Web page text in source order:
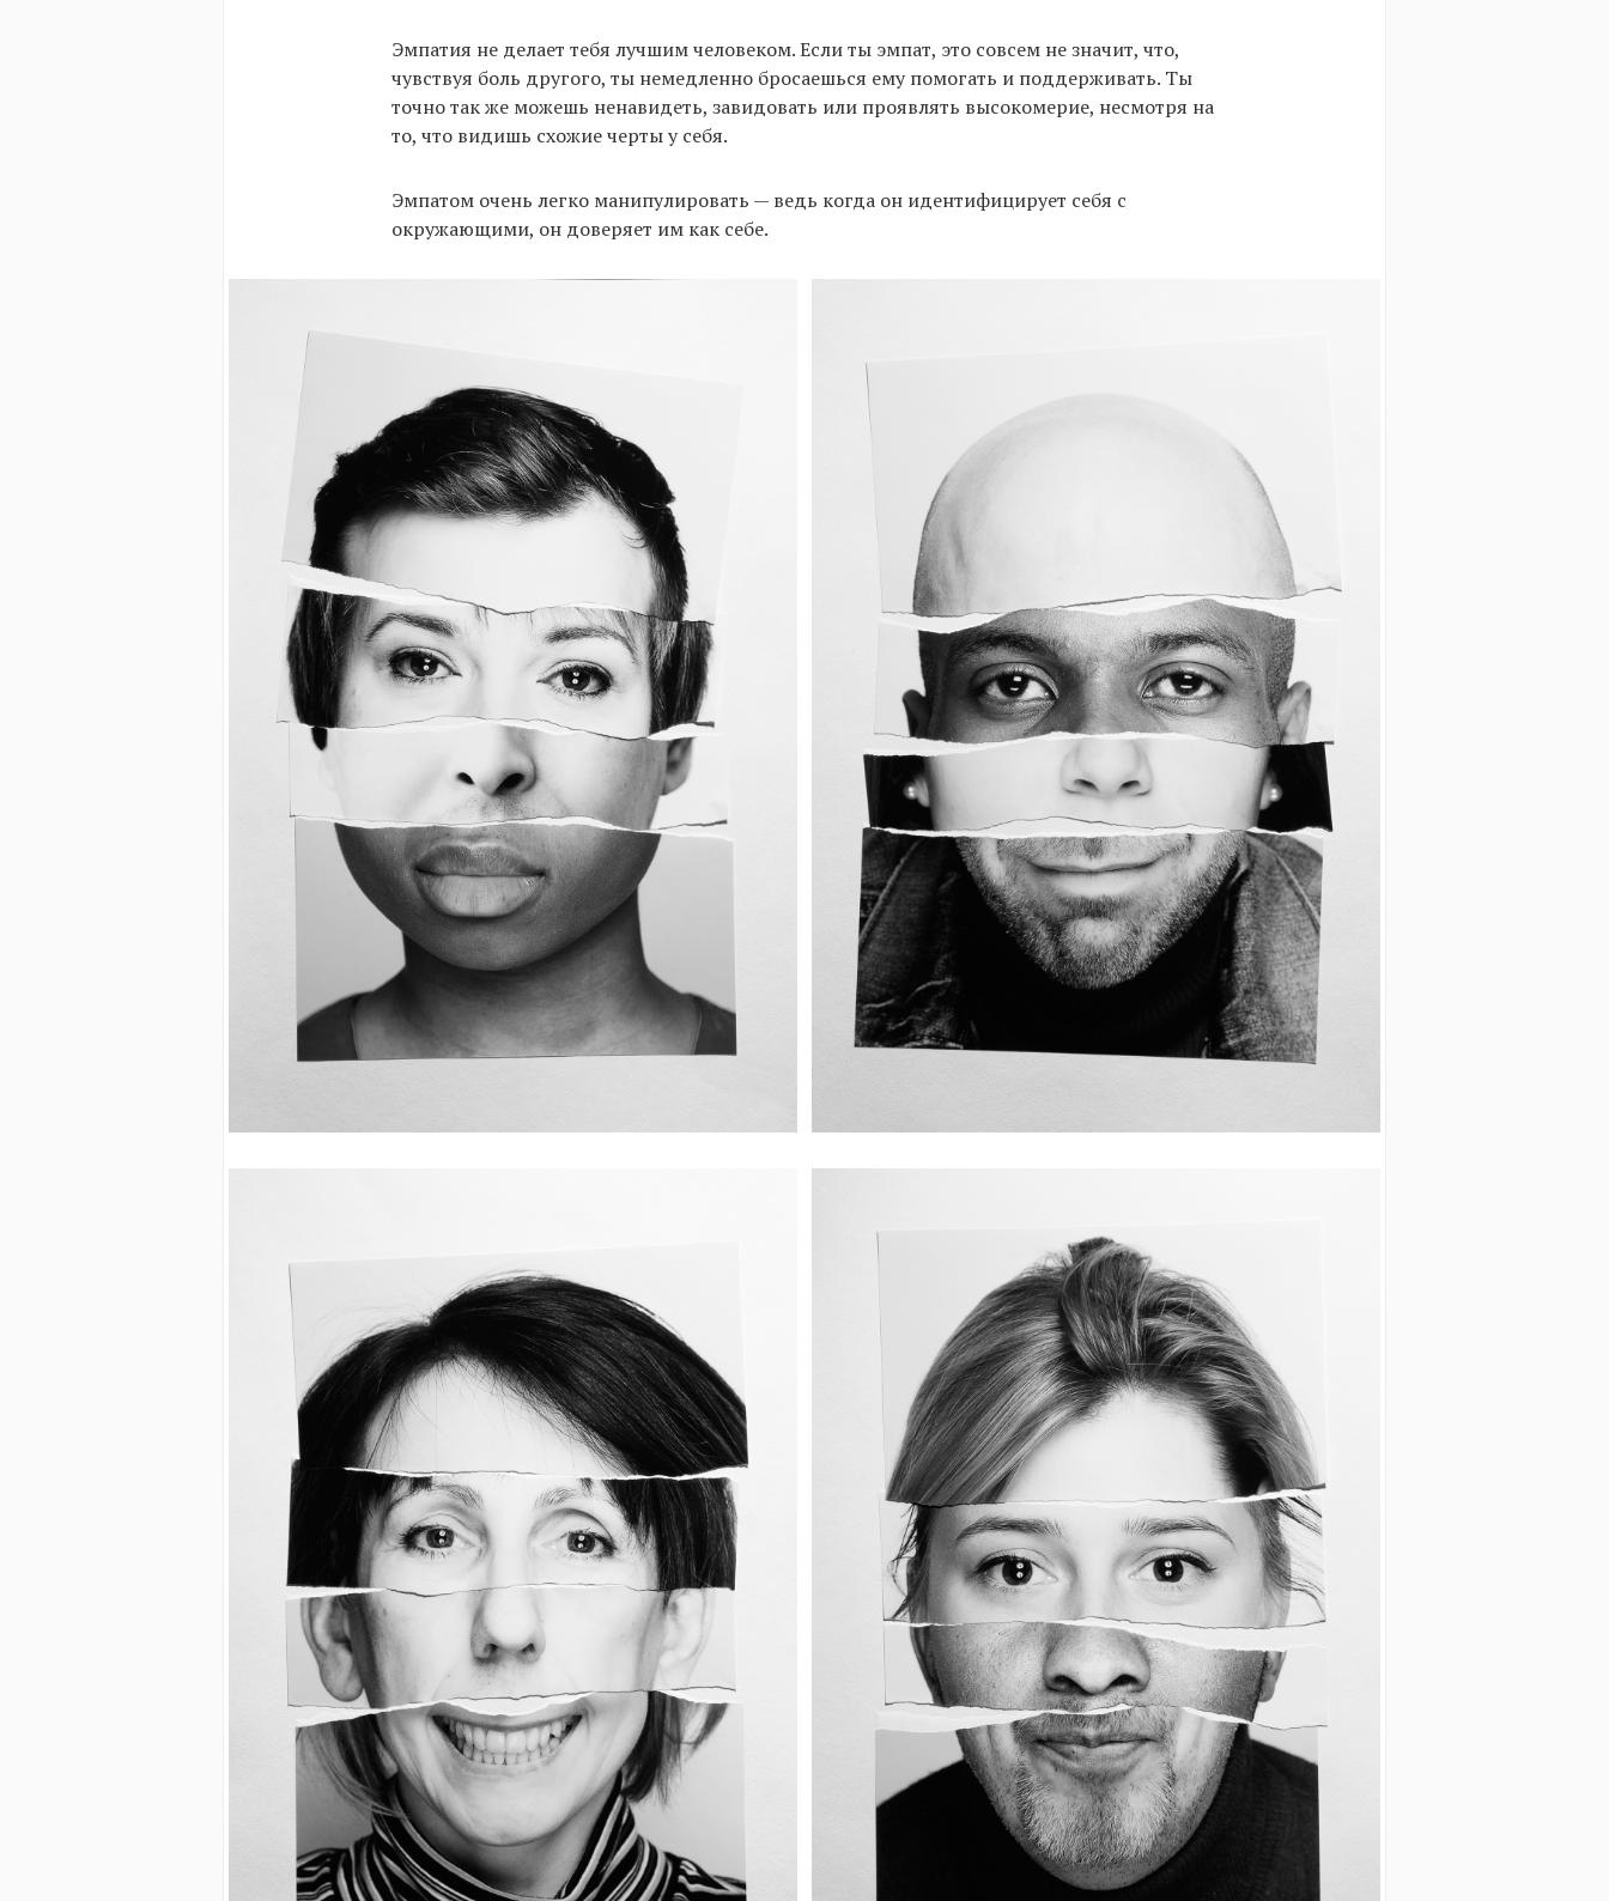
Эмпатия не делает тебя лучшим человеком. Если ты эмпат, это совсем не значит, что,
чувствуя боль другого, ты немедленно бросаешься ему помогать и поддерживать. Ты
точно так же можешь ненавидеть, завидовать или проявлять высокомерие, несмотря на
то, что видишь схожие черты у себя.
Эмпатом очень легко манипулировать — ведь когда он идентифицирует себя с
окружающими, он доверяет им как себе.